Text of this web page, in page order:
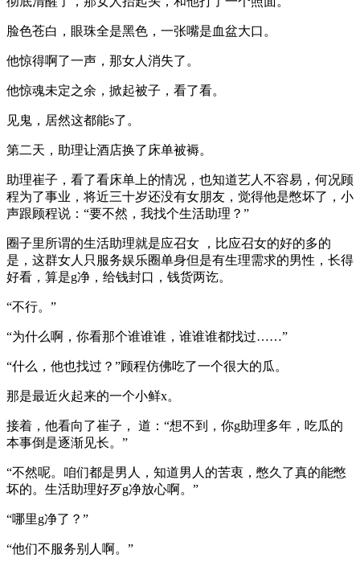
脸色苍白，眼珠全是黑色，一张嘴是血盆大口。
他惊得啊了一声，那女人消失了。
他惊魂未定之余，掀起被子，看了看。
见鬼，居然这都能s了。
第二天，助理让酒店换了床单被褥。
助理崔子，看了看床单上的情况，也知道艺人不容易，何况顾
程为了事业，将近三十岁还没有女朋友，觉得他是憋坏了，小
声跟顾程说：“要不然，我找个生活助理？”
圈子里所谓的生活助理就是应召女 ，比应召女的好的多的
是，这群女人只服务娱乐圈单身但是有生理需求的男性，长得
好看，算是g净，给钱封口，钱货两讫。
“不行。”
“为什么啊，你看那个谁谁谁，谁谁谁都找过……”
“什么，他也找过？”顾程仿佛吃了一个很大的瓜。
那是最近火起来的一个小鲜x。
接着，他看向了崔子， 道：“想不到，你g助理多年，吃瓜的
本事倒是逐渐见长。”
“不然呢。咱们都是男人，知道男人的苦衷，憋久了真的能憋
坏的。生活助理好歹g净放心啊。”
“哪里g净了？”
“他们不服务别人啊。”